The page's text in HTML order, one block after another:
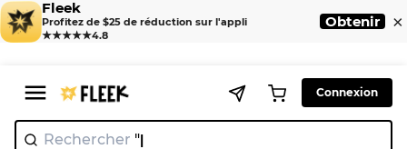
Fleek
Profitez de $25 de réduction sur l'appli
★★★★★4.8
Obtenir ×
Connexion
Rechercher "Ni